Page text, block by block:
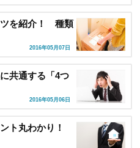
ツを紹介！ 種類
2016年05月07日
共通する「4つ
2016年05月06日
ント丸わかり！